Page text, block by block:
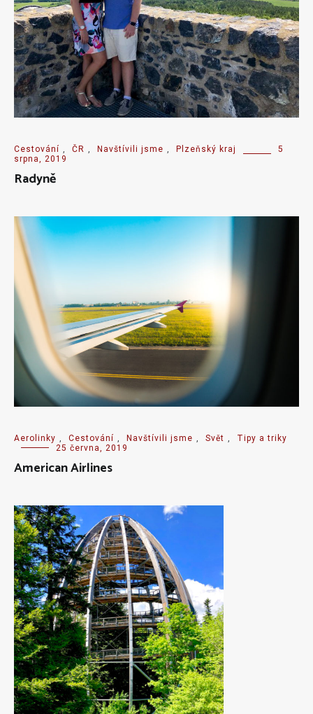
Cestování ČR Navštívili jsme Plzeňský kraj
5
srpna, 2019
Radyně
Aerolinky Cestování Navštívili jsme Svět
Tipy a triky
25 června, 2019
American Airlines